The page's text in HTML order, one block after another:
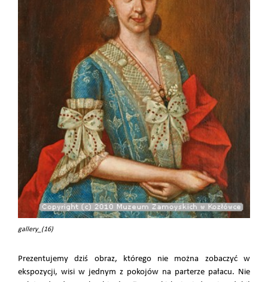
gallery_(16)
Prezentujemy dziś obraz, którego nie można zobaczyć w
ekspozycji, wisi w jednym z pokojów na parterze pałacu. Nie